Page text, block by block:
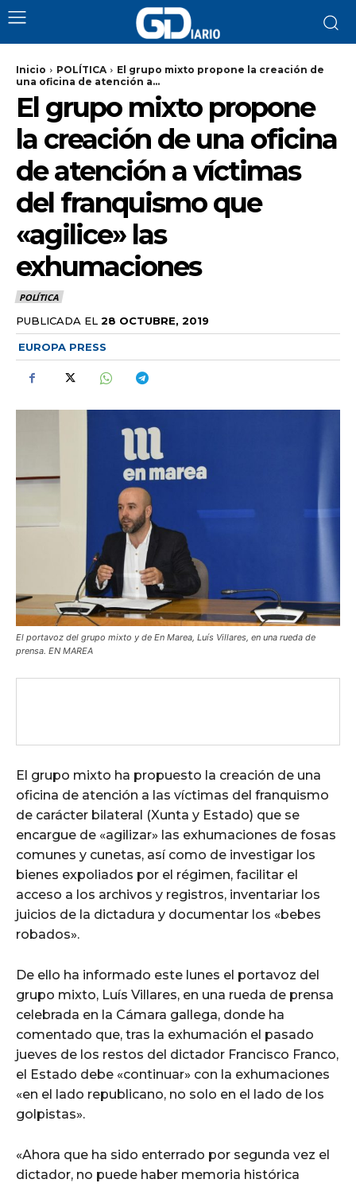
Inicio POLÍTICA
El grupo mixto propone la creación de
una oficina de atención a...
El grupo mixto propone
la creación de una oficina
de atención a víctimas
del franquismo que
«agilice» las
exhumaciones
POLÍTICA
PUBLICADA EL 28 OCTUBRE, 2019
EUROPA PRESS
El portavoz del grupo mixto y de En Marea, Luís Villares, en una rueda de
prensa. EN MAREA
El grupo mixto ha propuesto la creación de una
oficina de atención a las víctimas del franquismo
de carácter bilateral (Xunta y Estado) que se
encargue de «agilizar» las exhumaciones de fosas
comunes y cunetas, así como de investigar los
bienes expoliados por el régimen, facilitar el
acceso a los archivos y registros, inventariar los
juicios de la dictadura y documentar los «bebes
robados».
De ello ha informado este lunes el portavoz del
grupo mixto, Luís Villares, en una rueda de prensa
celebrada en la Cámara gallega, donde ha
comentado que, tras la exhumación el pasado
jueves de los restos del dictador Francisco Franco,
el Estado debe «continuar» con la exhumaciones
«en el lado republicano, no solo en el lado de los
golpistas».
«Ahora que ha sido enterrado por segunda vez el
dictador, no puede haber memoria histórica